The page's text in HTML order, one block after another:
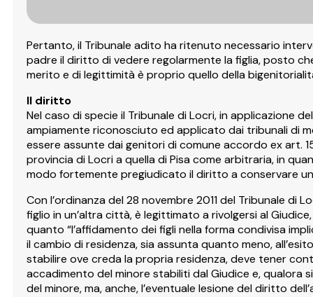
Pertanto, il Tribunale adito ha ritenuto necessario
padre il diritto di vedere regolarmente la figlia, posto
merito e di legittimità è proprio quello della
Il diritto
Nel caso di specie il Tribunale di Locri, in applicazione
ampiamente riconosciuto ed applicato dai tribunali di
essere assunte dai genitori di comune accordo ex art.
provincia di Locri a quella di Pisa come arbitraria, in
modo fortemente pregiudicato il diritto a conservare
Con l’ordinanza del 28 novembre 2011 del Tribunale
figlio in un’altra città, è legittimato a rivolgersi al
quanto “l’affidamento dei figli nella forma condivisa
il cambio di residenza, sia assunta quanto meno,
stabilire ove creda la propria residenza, deve tener
accadimento del minore stabiliti dal Giudice e, qualora
del minore, ma, anche, l’eventuale lesione del diritto